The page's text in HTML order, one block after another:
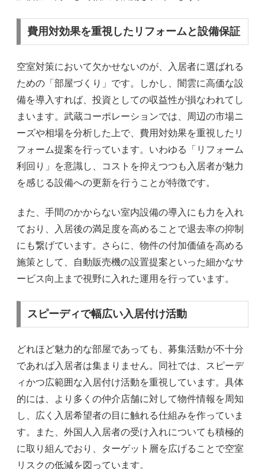
費用対効果を重視したリフォームと設備保証
空室対策において欠かせないのが、入居者に選ばれる
ための「部屋づくり」です。しかし、闇雲に高価な設
備を導入すれば、投資としての収益性が損なわれてし
まいます。武蔵コーポレーションでは、周辺の市場ニ
ーズや相場を分析した上で、費用対効果を重視したリ
フォーム提案を行っています。いわゆる「リフォーム
利回り」を意識し、コストを抑えつつも入居者が魅力
を感じる設備への更新を行うことが特徴です。
また、手間のかからない室内設備の導入にも力を入れ
ており、入居後の満足度を高めることで退去率の抑制
にも繋げています。さらに、物件の付加価値を高める
施策として、自動販売機の設置提案といった細かなサ
ービス向上まで視野に入れた運用を行っています。
スピーディで幅広い入居付け活動
どれほど魅力的な部屋であっても、募集活動が不十分
であれば入居者は集まりません。同社では、スピーデ
ィかつ広範囲な入居付け活動を重視しています。具体
的には、より多くの仲介店舗に対して物件情報を周知
し、広く入居希望者の目に触れる仕組みを作っていま
す。また、外国人入居者の受け入れについても積極的
に取り組んでおり、ターゲット層を広げることで空室
リスクの低減を図っています。